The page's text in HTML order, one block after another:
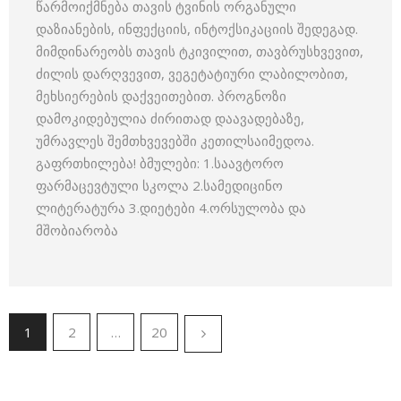
წარმოიქმნება თავის ტვინის ორგანული
დაზიანების, ინფექციის, ინტოქსიკაციის შედეგად.
მიმდინარეობს თავის ტკივილით, თავბრუსხვევით,
ძილის დარღვევით, ვეგეტატიური ლაბილობით,
მეხსიერების დაქვეითებით. პროგნოზი
დამოკიდებულია ძირითად დაავადებაზე,
უმრავლეს შემთხვევებში კეთილსაიმედოა.
გაფრთხილება! ბმულები: 1.საავტორო
ფარმაცევტული სკოლა 2.სამედიცინო
ლიტერატურა 3.დიეტები 4.ორსულობა და
მშობიარობა
1 2 … 20